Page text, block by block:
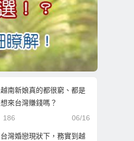
越南新娘真的都很窮、都是
想來台灣賺錢嗎？
06/16
186
台灣婚戀現狀下，務實到越